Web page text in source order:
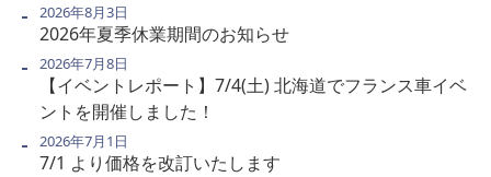
2026年夏季休業期間のお知らせ
2026年8月3日
【イベントレポート】7/4(土) 北海道でフランス車イベ
ントを開催しました！
2026年7月8日
7/1 より価格を改訂いたします
2026年7月1日